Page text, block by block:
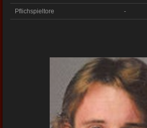
Pflichspieltore -